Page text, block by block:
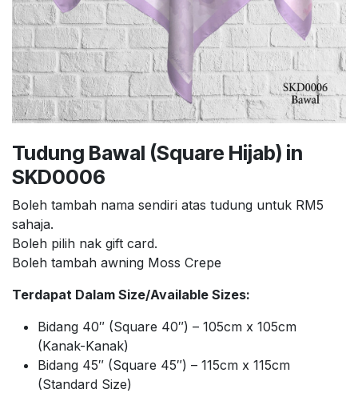
Tudung Bawal (Square Hijab) in
SKD0006
Boleh tambah nama sendiri atas tudung untuk RM5
sahaja.
Boleh pilih nak gift card.
Boleh tambah awning Moss Crepe
Terdapat Dalam Size/Available Sizes:
Bidang 40″ (Square 40″) – 105cm x 105cm
(Kanak-Kanak)
Bidang 45″ (Square 45″) – 115cm x 115cm
(Standard Size)